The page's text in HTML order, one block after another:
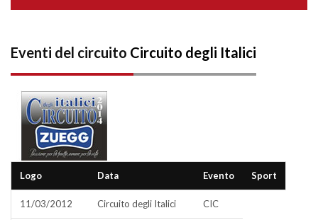
Eventi del circuito Circuito degli Italici
Logo Data Evento Sport
11/03/2012 Circuito degli Italici CIC